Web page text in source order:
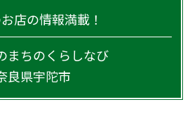
店の情報満載！
まちのくらしなび
良県宇陀市